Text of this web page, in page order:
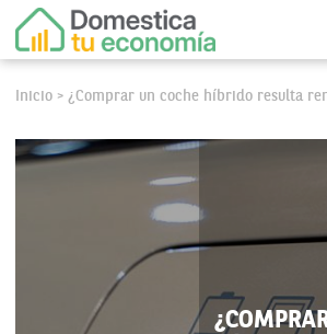
Inicio > ¿Comprar un coche híbrido resulta